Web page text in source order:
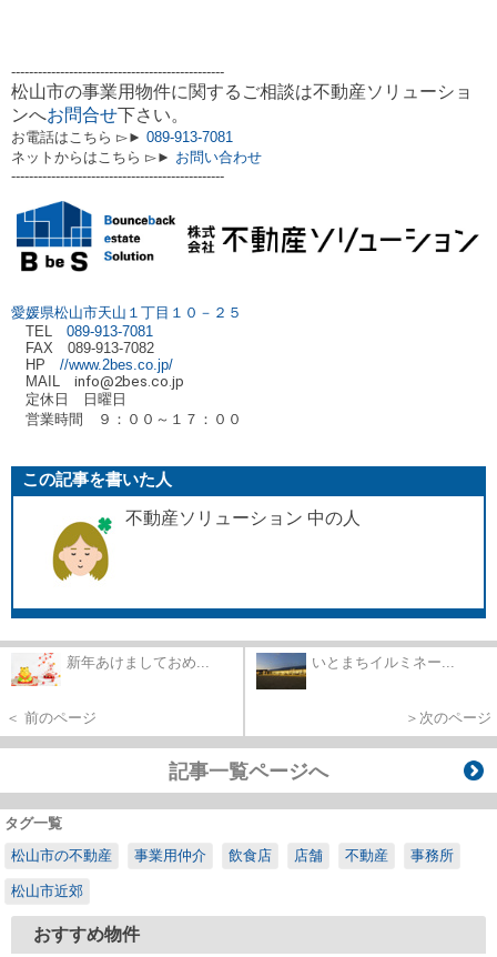
------------------------------------------------
松山市の事業用物件に関するご相談は不動産ソリューショ
ンへお問合せ下さい。
お電話はこちら ▻► 089-913-7081
ネットからはこちら ▻► お問い合わせ
------------------------------------------------
愛媛県松山市天山１丁目１０－２５
TEL 089-913-7081
FAX 089-913-7082
HP //www.2bes.co.jp/
MAIL info@2bes.co.jp
定休日 日曜日
営業時間 ９：００～１７：００
この記事を書いた人
不動産ソリューション 中の人
新年あけましておめ...
＜ 前のページ
いとまちイルミネー...
＞次のページ
記事一覧ページへ
タグ一覧
松山市の不動産
事業用仲介 飲食店 店舗 不動産 事務所
松山市近郊
おすすめ物件